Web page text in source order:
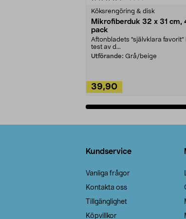
Köksrengöring & disk
Mikrofiberduk 32 x 31 cm,
pack
Aftonbladets "självklara favorit” i
test av d...
Utförande: Grå/beige
39,90
Kundservice
Vanliga frågor
Kontakta oss
Tillgänglighet
Köpvillkor